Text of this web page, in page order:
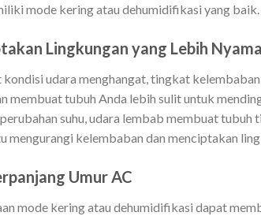
mode kering atau dehumidifikasi yang baik.
Lingkungan yang Lebih
kondisi udara menghangat, tingkat
membuat tubuh Anda lebih sulit untuk
suhu, udara lembab membuat tubuh
mengurangi kelembaban dan menciptakan
Umur AC
mode kering atau dehumidifikasi dapat